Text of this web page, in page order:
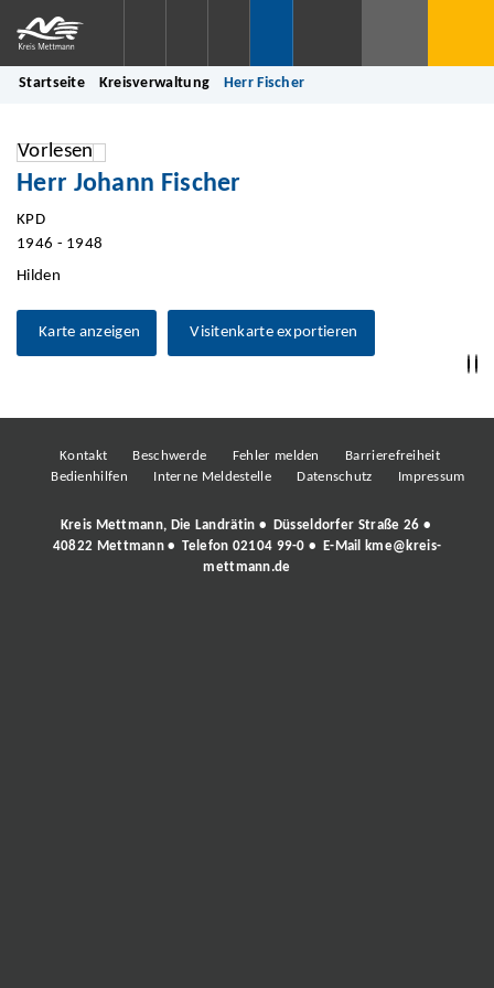
Startseite Kreisverwaltung Herr Fischer
Vorlesen
Herr Johann Fischer
KPD
1946 - 1948
Hilden
Karte anzeigen Visitenkarte exportieren
Kontakt Beschwerde Fehler melden
Barrierefreiheit
Bedienhilfen
Interne Meldestelle Datenschutz Impressum
Kreis Mettmann, Die Landrätin • Düsseldorfer Straße 26 •
40822 Mettmann • Telefon 02104 99-0 • E-Mail
kme@kreis-
mettmann.de